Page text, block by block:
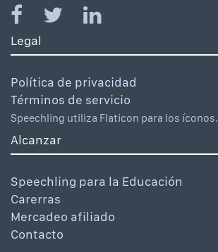
Legal
Política de privacidad
Términos de servicio
Speechling utiliza Flaticon para los íconos.
Alcanzar
Speechling para la Educación
Carerras
Mercadeo afiliado
Contacto